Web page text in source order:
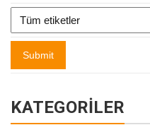
KATEGORILER